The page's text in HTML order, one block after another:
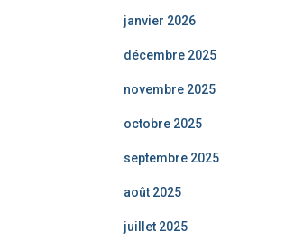
janvier 2026
décembre 2025
novembre 2025
octobre 2025
septembre 2025
août 2025
juillet 2025